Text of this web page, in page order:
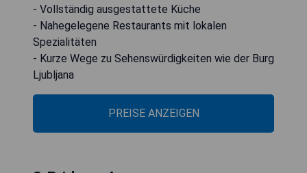
- Vollständig ausgestattete Küche
- Nahegelegene Restaurants mit lokalen
Spezialitäten
- Kurze Wege zu Sehenswürdigkeiten wie der Burg
Ljubljana
PREISE ANZEIGEN